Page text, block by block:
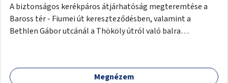
A biztonságos kerékpáros átjárhatóság megteremtése a
Baross tér - Fiumei út kereszteződésben, valamint a
Bethlen Gábor utcánál a Thököly útról való balra
Megnézem